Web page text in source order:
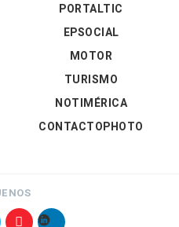
PORTALTIC
EPSOCIAL
MOTOR
TURISMO
NOTIMÉRICA
CONTACTOPHOTO